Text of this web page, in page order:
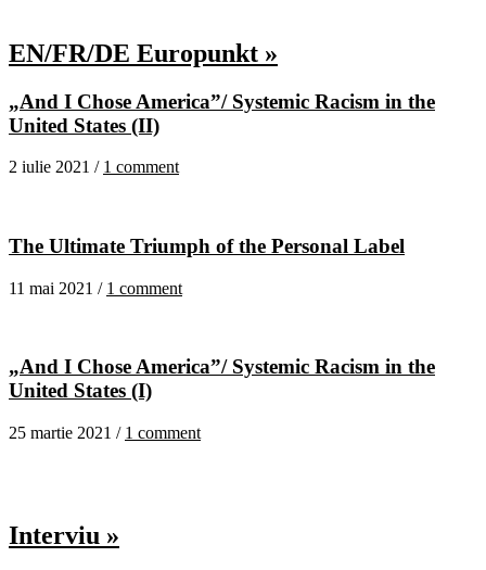
EN/FR/DE Europunkt »
„And I Chose America”/ Systemic Racism in the
United States (II)
2 iulie 2021 / 1 comment
The Ultimate Triumph of the Personal Label
11 mai 2021 / 1 comment
„And I Chose America”/ Systemic Racism in the
United States (I)
25 martie 2021 / 1 comment
Interviu »